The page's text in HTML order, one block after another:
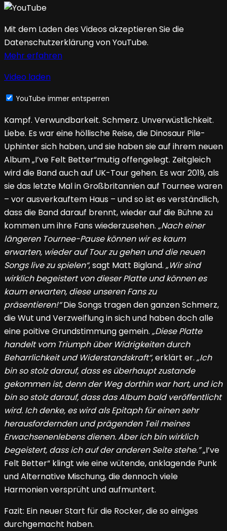
Mit dem Laden des Videos akzeptieren Sie die
Datenschutzerklärung von YouTube.
Mehr erfahren
Video laden
YouTube immer entsperren
Kampf. Verwundbarkeit. Schmerz. Unverwüstlichkeit.
Liebe. Es war eine höllische Reise, die Dinosaur Pile-
Uphinter sich haben, und sie haben sie auf ihrem neuen
Album „I’ve Felt Better“mutig offengelegt. Zeitgleich
wird die Band auch auf UK-Tour gehen. Es war 2019, als
sie das letzte Mal in Großbritannien auf Tournee waren
– vor ausverkauftem Haus – und so ist es verständlich,
dass die Band darauf brennt, wieder auf die Bühne zu
kommen um ihre Fans wiederzusehen. „Nach einer
längeren Tournee-Pause können wir es kaum
erwarten, wieder auf Tour zu gehen und die neuen
Songs live zu spielen“, sagt Matt Bigland. „Wir sind
wirklich begeistert von dieser Platte und können es
kaum erwarten, diese unseren Fans zu
präsentieren!“Die Songs tragen den ganzen Schmerz,
die Wut und Verzweiflung in sich und haben doch alle
eine poitive Grundstimmung gemein. „Diese Platte
handelt vom Triumph über Widrigkeiten durch
Beharrlichkeit und Widerstandskraft“, erklärt er. „Ich
bin so stolz darauf, dass es überhaupt zustande
gekommen ist, denn der Weg dorthin war hart, und ich
bin so stolz darauf, dass das Album bald veröffentlicht
wird. Ich denke, es wird als Epitaph für einen sehr
herausfordernden und prägenden Teil meines
Erwachsenenlebens dienen. Aber ich bin wirklich
begeistert, dass ich auf der anderen Seite stehe.”„I’ve
Felt Better“ klingt wie eine wütende, anklagende Punk
und Alternative Mischung, die dennoch viele
Harmonien versprüht und aufmuntert.
Fazit: Ein neuer Start für die Rocker, die so einiges
durchgemacht haben.